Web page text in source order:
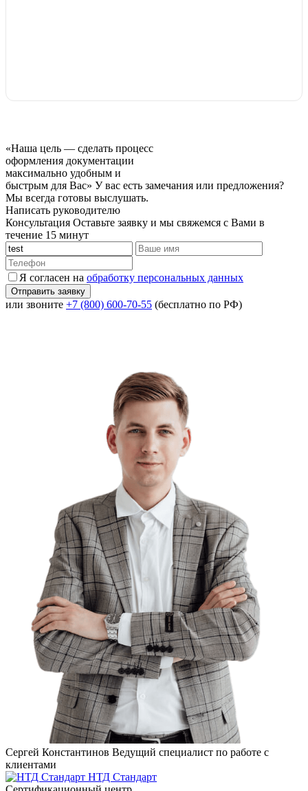
«Наша цель — сделать процесс
оформления документации
максимально удобным и
быстрым для Вас» У вас есть замечания или предложения?
Мы всегда готовы выслушать.
Написать руководителю
Консультация Оставьте заявку и мы свяжемся с Вами в
течение 15 минут
Я согласен на обработку персональных данных
или звоните +7 (800) 600-70-55 (бесплатно по РФ)
Сергей Константинов Ведущий специалист по работе с
клиентами
НТД Стандарт